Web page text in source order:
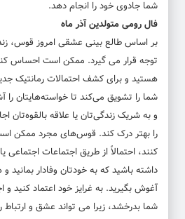
شما جادوی خود را انجام دهد.
فال رومی متولدین آذر ماه
بر اساس طالع بینی عشقی امروز قوس،
توجه قرار می گیرد. ممکن است احساس
هستید و برای کشف احتمالات رمانتیک
شما را تشویق می‌کند تا خواسته‌هایتان را
و به شریک زندگی‌تان یا علاقه بالقوه‌تان
را بهتر درک کند. قوس‌های مجرد ممکن
کنند، احتمالاً از طریق اجتماعات اجتماعی
داشته باشید که به خودتان وفادار بمانید
آغوش بگیرید. به غرایز خود اعتماد کنید و
شما بدرخشد، زیرا می تواند عشق و